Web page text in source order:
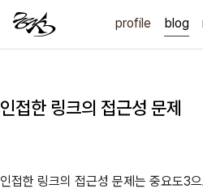
profile blog
인접한 링크의 접근성 문제
인접한 링크의 접근성 문제는 중요도3